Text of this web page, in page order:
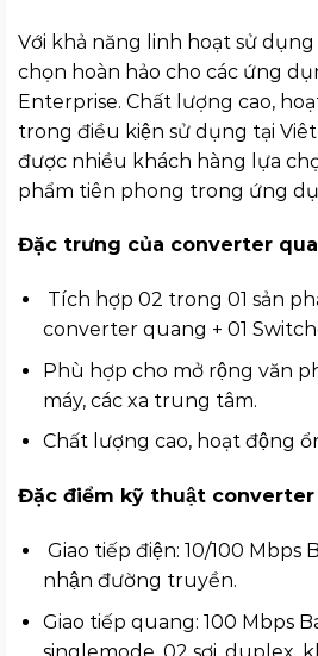
Với khả năng linh hoạt sử dụng
chọn hoàn hảo cho các ứng
Enterprise. Chất lượng cao,
trong điều kiện sử dụng tại Viêt
được nhiều khách hàng lựa
phẩm tiên phong trong ứng
Đặc trưng của converter
Tích hợp 02 trong 01 sản
converter quang + 01
Phù hợp cho mở rộng văn
máy, các xa trung tâm.
Chất lượng cao, hoạt động
Đặc điểm kỹ thuật converter
Giao tiếp điện: 10/100 Mbps
nhận đường truyền.
Giao tiếp quang: 100 Mbps
singlemode, 02 sợi, duplex,